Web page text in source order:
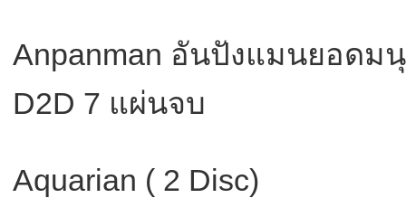
Anpanman อันปังแมนยอดม
D2D 7 แผ่นจบ
Aquarian ( 2 Disc)